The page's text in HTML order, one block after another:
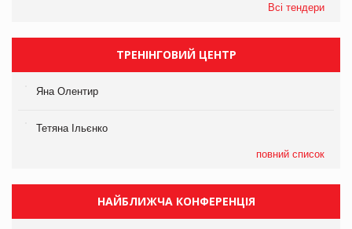
Всі тендери
ТРЕНІНГОВИЙ ЦЕНТР
Яна Олентир
Тетяна Ільєнко
повний список
НАЙБЛИЖЧА КОНФЕРЕНЦІЯ